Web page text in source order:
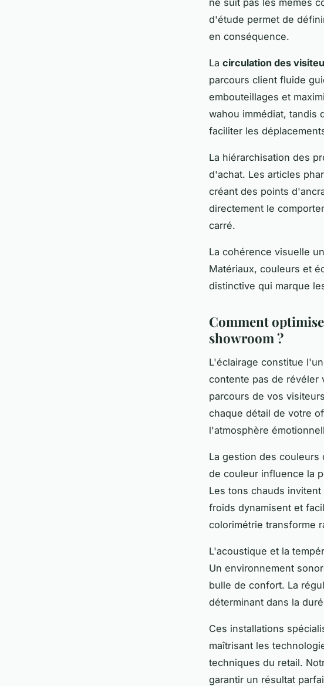
d'étude permet de
en conséquence.
La circulation des
parcours client fluide
embouteillages et
wahou immédiat, tandis
faciliter les
La hiérarchisation des
d'achat. Les articles
créant des points
directement le
carré.
La cohérence visuelle
Matériaux, couleurs et
distinctive qui marque
Comment
showroom ?
L'éclairage constitue
contente pas de révéler
parcours de vos
chaque détail de votre
l'atmosphère
La gestion des couleurs
de couleur influence la
Les tons chauds
froids dynamisent et
colorimétrie transforme
L'acoustique et la
Un environnement
bulle de confort. La
déterminant dans la
Ces installations
maîtrisant les
techniques du retail.
garantir un résultat